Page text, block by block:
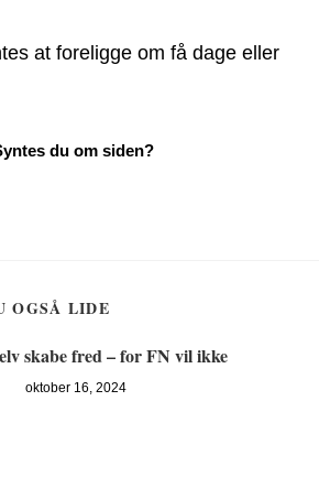
at foreligge om få dage eller
OGSÅ LIDE
skabe fred – for FN vil ikke
oktober 16, 2024